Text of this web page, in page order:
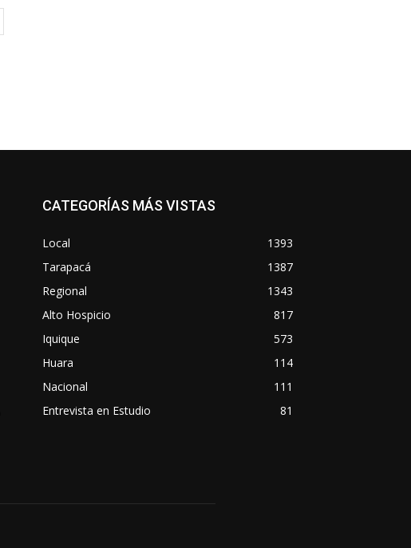
web:
CATEGORÍAS MÁS VISTAS
Local
1393
Tarapacá
1387
Regional
1343
Alto Hospicio
817
Iquique
573
Huara
114
Nacional
111
Entrevista en Estudio
81